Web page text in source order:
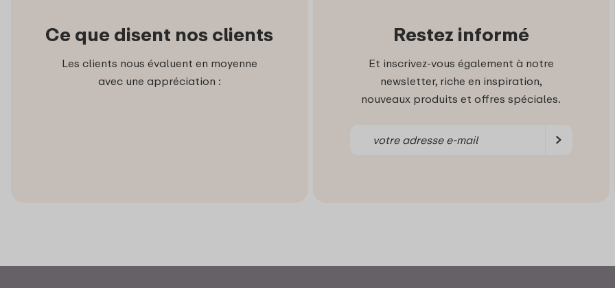
Ce que disent nos clients
Les clients nous évaluent en moyenne
avec une appréciation :
Restez informé
Et inscrivez-vous également à notre
newsletter, riche en inspiration,
nouveaux produits et offres spéciales.